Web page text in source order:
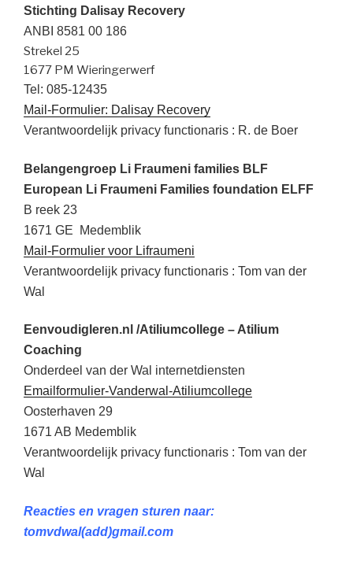
Stichting Dalisay Recovery
ANBI 8581 00 186
Strekel 25
1677 PM Wieringerwerf
Tel: 085-12435
Mail-Formulier: Dalisay Recovery
Verantwoordelijk privacy functionaris : R. de Boer
Belangengroep Li Fraumeni families BLF
European Li Fraumeni Families foundation ELFF
B reek 23
1671 GE Medemblik
Mail-Formulier voor Lifraumeni
Verantwoordelijk privacy functionaris : Tom van der
Wal
Eenvoudigleren.nl /Atiliumcollege – Atilium
Coaching
Onderdeel van der Wal internetdiensten
Emailformulier-Vanderwal-Atiliumcollege
Oosterhaven 29
1671 AB Medemblik
Verantwoordelijk privacy functionaris : Tom van der
Wal
Reacties en vragen sturen naar:
tomvdwal(add)gmail.com